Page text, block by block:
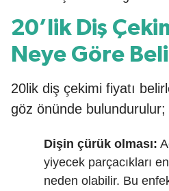
20’lik Diş
Neye Göre
20lik diş çekimi fiyatı
göz önünde bulundurulur;
Dişin çürük olması:
yiyecek parçacıkları
neden olabilir. Bu